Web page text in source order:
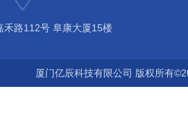
禾路112号 阜康大厦15楼
厦门亿辰科技有限公司 版权所有